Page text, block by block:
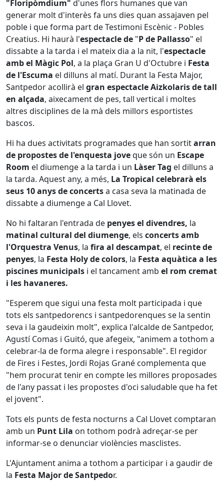
"Floripòmdium" d'unes flors humanes que van
generar molt d'interès fa uns dies quan assajaven pel
poble i que forma part de Testimoni Escènic - Pobles
Creatius. Hi haurà l'espectacle de "P de Pallasso" el
dissabte a la tarda i el mateix dia a la nit, l'espectacle
amb el Màgic Pol, a la plaça Gran U d'Octubre i Festa
de l'Escuma el dilluns al matí. Durant la Festa Major,
Santpedor acollirà el gran espectacle Aizkolaris de tall
en alçada, aixecament de pes, tall vertical i moltes
altres disciplines de la mà dels millors esportistes
bascos.
Hi ha dues activitats programades que han sortitarran
de propostes de l'enquesta joveque són un Escape
Room el diumenge a la tarda i un Làser Tag el dilluns a
la tarda. Aquest any, a més, La Tropical celebrarà els
seus 10 anys de concertsa casa seva la matinada de
dissabte a diumenge a Cal Llovet.
No hi faltaran l'entrada de penyes el divendres, la
matinal cultural del diumenge, els concerts amb
l'Orquestra Venus, la fira al descampat, el recinte de
penyes, la Festa Holy de colors, la Festa aquàtica a les
piscines municipals i el tancament amb el rom cremat
i les havaneres.
"Esperem que sigui una festa molt participada i que
tots els santpedorencs i santpedorenques se la sentin
seva i la gaudeixin molt", explica l'alcalde de Santpedor,
Agustí Comas i Guitó, que afegeix, "animem a tothom a
celebrar-la de forma alegre i responsable". El regidor
de Fires i Festes, Jordi Rojas Grané complementa que
"hem procurat tenir en compte les millores proposades
de l'any passat i les propostes d'oci saludable que ha fet
el jovent".
Tots els punts de festa nocturns a Cal Llovet comptaran
amb un Punt Lila on tothom podrà adreçar-se per
informar-se o denunciar violències masclistes.
L'Ajuntament anima a tothom a participar i a gaudir de
la Festa Major de Santpedor.